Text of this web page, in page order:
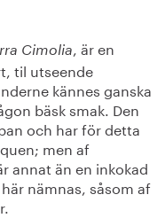
Cimolia, är en
til utseende
kännes ganska
bäsk smak. Den
och har för detta
men af
annat än en inkokad
nämnas, såsom af